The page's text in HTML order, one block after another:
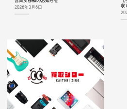
2026年3月6日
収